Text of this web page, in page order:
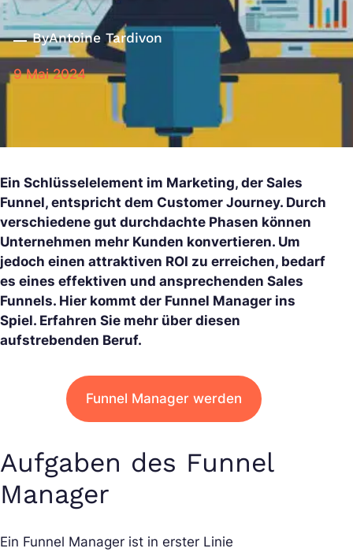
ByAntoine Tardivon
9 Mai 2024
Ein Schlüsselelement im Marketing, der Sales
Funnel, entspricht dem Customer Journey. Durch
verschiedene gut durchdachte Phasen können
Unternehmen mehr Kunden konvertieren. Um
jedoch einen attraktiven ROI zu erreichen, bedarf
es eines effektiven und ansprechenden Sales
Funnels. Hier kommt der Funnel Manager ins
Spiel. Erfahren Sie mehr über diesen
aufstrebenden Beruf.
Funnel Manager werden
Aufgaben des Funnel
Manager
Ein Funnel Manager ist in erster Linie